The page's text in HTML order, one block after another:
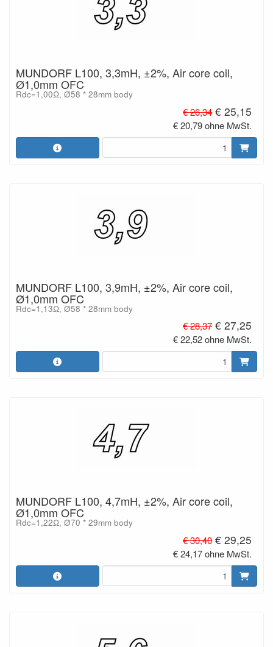
MUNDORF L100, 3,3mH, ±2%, Air core coil,
Ø1,0mm OFC
Rdc=1,00Ω, Ø58 * 28mm body
€ 26,34 € 25,15
€ 20,79 ohne MwSt.
MUNDORF L100, 3,9mH, ±2%, Air core coil,
Ø1,0mm OFC
Rdc=1,13Ω, Ø58 * 28mm body
€ 28,37 € 27,25
€ 22,52 ohne MwSt.
MUNDORF L100, 4,7mH, ±2%, Air core coil,
Ø1,0mm OFC
Rdc=1,22Ω, Ø70 * 29mm body
€ 30,40 € 29,25
€ 24,17 ohne MwSt.